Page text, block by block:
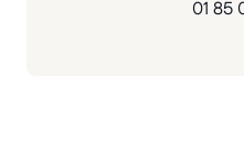
01 85